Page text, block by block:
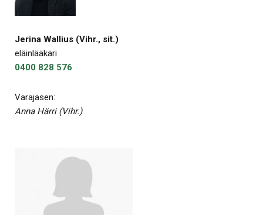
Jerina Wallius (Vihr., sit.)
eläinlääkäri
0400 828 576
Varajäsen:
Anna Härri (Vihr.)